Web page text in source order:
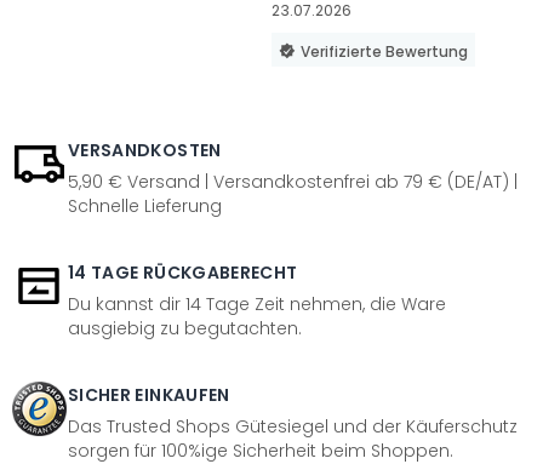
23.07.2026
Verifizierte Bewertung
VERSANDKOSTEN
5,90 € Versand | Versandkostenfrei ab 79 € (DE/AT) |
Schnelle Lieferung
14 TAGE RÜCKGABERECHT
Du kannst dir 14 Tage Zeit nehmen, die Ware
ausgiebig zu begutachten.
SICHER EINKAUFEN
Das Trusted Shops Gütesiegel und der Käuferschutz
sorgen für 100%ige Sicherheit beim Shoppen.